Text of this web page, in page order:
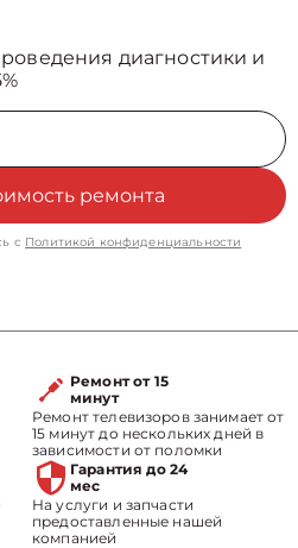
диагностики и
ремонта
с Политикой конфиденциальности
Ремонт от 15
минут
Ремонт телевизоров занимает от
15 минут до нескольких дней в
зависимости от поломки
Гарантия до 24
мес
На услуги и запчасти
предоставленные нашей
компанией